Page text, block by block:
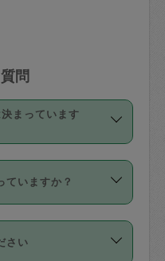
問
まっています
定です。3時間を
、延長機能をご
利用いただくに
必要です。な
ていますか？
らタスカジさん自
ています。
さい